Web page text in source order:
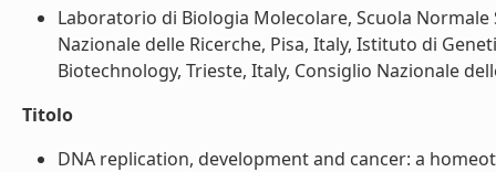
Laboratorio di Biologia Molecolare, Scuola
Nazionale delle Ricerche, Pisa, Italy, Istituto di
Biotechnology, Trieste, Italy, Consiglio Nazionale
Titolo
DNA replication, development and cancer: a